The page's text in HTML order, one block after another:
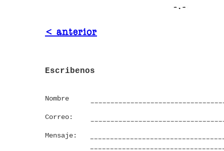
< anterior
Escribenos
Nombre
Correo:
Mensaje: